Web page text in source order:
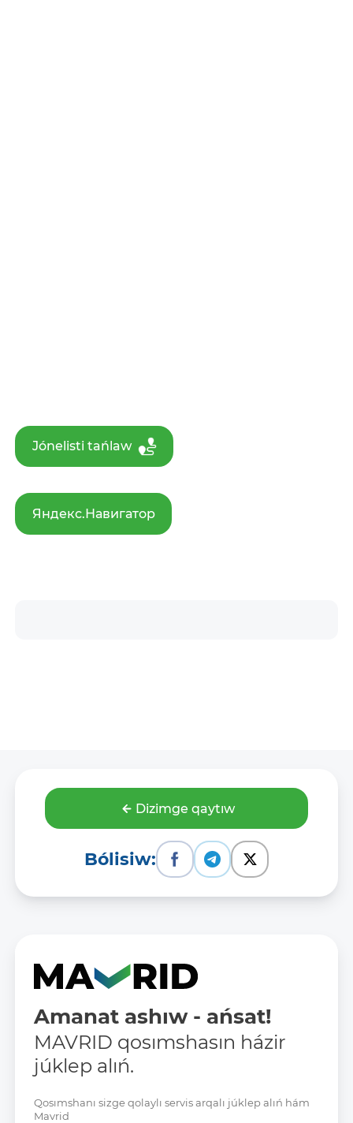
Jónelisti tańlaw
Яндекс.Навигатор
Dizimge qaytıw
Bólisiw:
Amanat ashıw - ańsat!
MAVRID qosımshasın házir
júklep alıń.
Qosımshanı sizge qolaylı servis arqalı júklep alıń hám
Mavrid